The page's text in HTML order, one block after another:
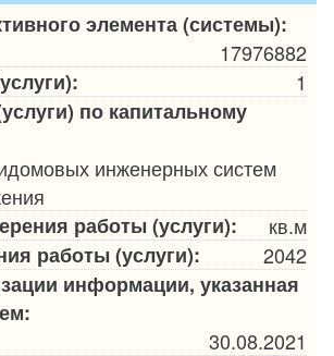
элемента (системы):
17976882
1
по капитальному
инженерных систем
работы (услуги):
кв.м
работы (услуги):
2042
информации, указанная
30.08.2021